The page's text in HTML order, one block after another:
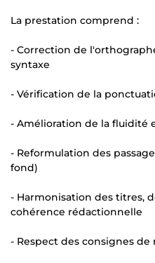
La prestation comprend :
- Correction de
syntaxe
- Vérification de la
- Amélioration de la fluidité
- Reformulation des
fond)
- Harmonisation des titres,
cohérence rédactionnelle
- Respect des consignes